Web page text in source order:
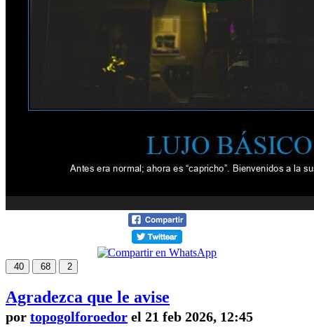
40 68 2
Agradezca que le avise
por topogolforoedor el 21 feb 2026, 12:45